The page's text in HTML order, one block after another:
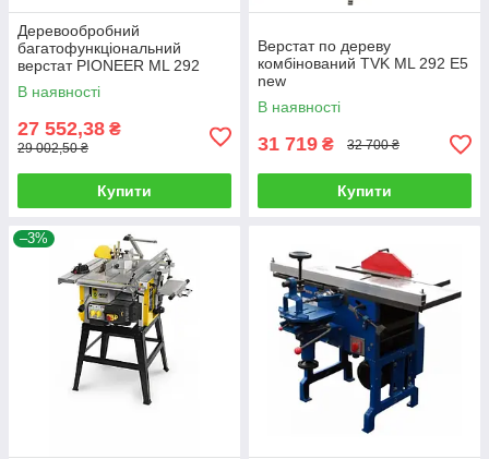
Деревообробний
багатофункціональний
верстат PIONEER ML 292
В наявності
27 552,38 ₴
29 002,50 ₴
Купити
Верстат по дереву
комбінований TVK ML 292 E5
new
В наявності
31 719 ₴ 32 700 ₴
Купити
–3%